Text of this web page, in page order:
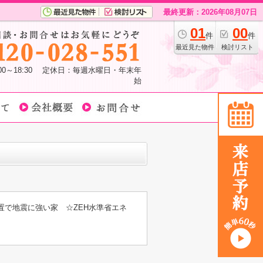
最終更新：2026年08月07日
01件
最近見た物件
00件
検討リスト
～18:30 定休日：毎週水曜日・年末年
始
で地震に強い家 ☆ZEH水準省エネ